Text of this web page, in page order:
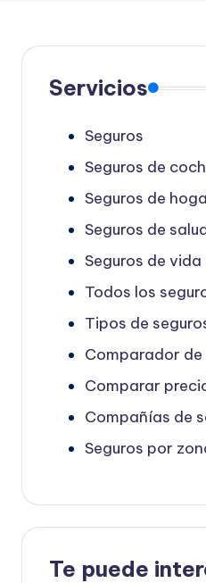
Servicios
Seguros
Seguros de
Seguros de
Seguros de
Seguros de vida
Todos los
Tipos de
Comparador de
Comparar
Compañías de
Seguros por
Te puede